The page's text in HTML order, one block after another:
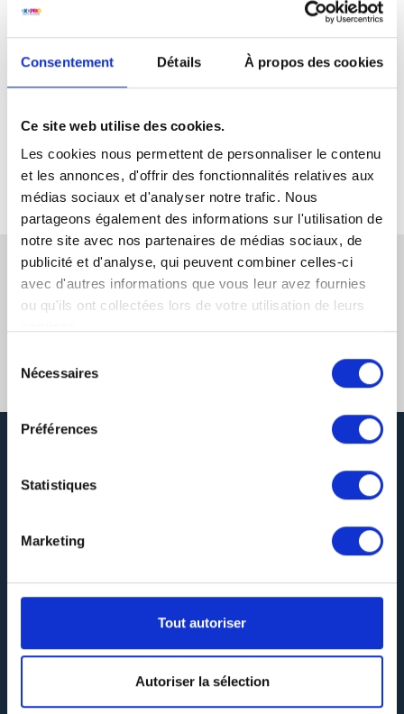
Consentement Détails À propos des cookies
Ce site web utilise des cookies.
Les cookies nous permettent de personnaliser le contenu
et les annonces, d'offrir des fonctionnalités relatives aux
médias sociaux et d'analyser notre trafic. Nous
partageons également des informations sur l'utilisation de
notre site avec nos partenaires de médias sociaux, de
publicité et d'analyse, qui peuvent combiner celles-ci
avec d'autres informations que vous leur avez fournies
ou qu'ils ont collectées lors de votre utilisation de leurs
Nécessaires
Préférences
Statistiques
Marketing
Tout autoriser
Autoriser la sélection
SERVICE LIVRAISON